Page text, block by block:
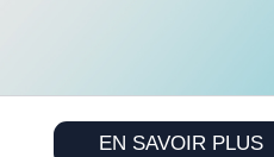
EN SAVOIR PLUS